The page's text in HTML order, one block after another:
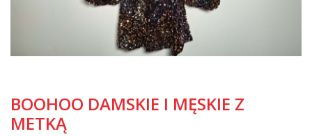
BOOHOO DAMSKIE I MĘSKIE Z
METKĄ